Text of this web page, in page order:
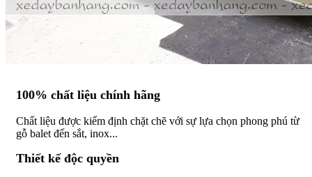
100% chất liệu chính hãng
Chất liệu được kiểm định chặt chẽ với sự lựa chọn phong phú từ
gỗ balet đến sắt, inox...
Thiết kế độc quyền